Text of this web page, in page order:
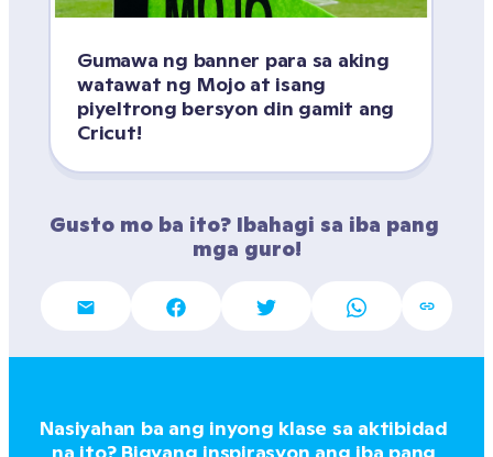
Gumawa ng banner para sa aking
watawat ng Mojo at isang
piyeltrong bersyon din gamit ang
Cricut!
Gusto mo ba ito? Ibahagi sa iba pang
mga guro!
Nasiyahan ba ang inyong klase sa aktibidad